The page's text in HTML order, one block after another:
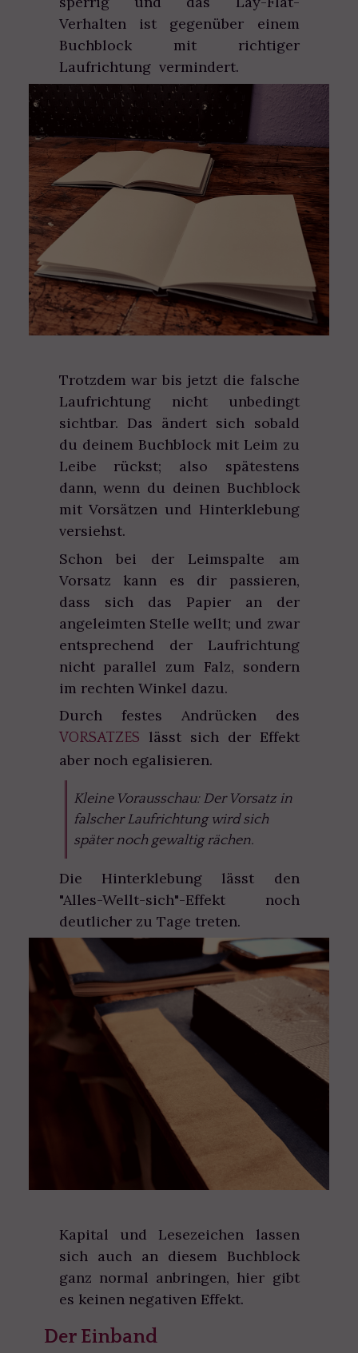
Verhalten ist gegenüber einem
Buchblock mit richtiger
Laufrichtung vermindert.
Trotzdem war bis jetzt die falsche
Laufrichtung nicht unbedingt
sichtbar. Das ändert sich sobald
du deinem Buchblock mit Leim zu
Leibe rückst; also spätestens
dann, wenn du deinen Buchblock
mit Vorsätzen und Hinterklebung
versiehst.
Schon bei der Leimspalte am
Vorsatz kann es dir passieren,
dass sich das Papier an der
angeleimten Stelle wellt; und zwar
entsprechend der Laufrichtung
nicht parallel zum Falz, sondern
im rechten Winkel dazu.
Durch festes Andrücken des
VORSATZES lässt sich der Effekt
aber noch egalisieren.
Kleine Vorausschau: Der Vorsatz in
falscher Laufrichtung wird sich
später noch gewaltig rächen.
Die Hinterklebung lässt den
"Alles-Wellt-sich"-Effekt noch
deutlicher zu Tage treten.
Kapital und Lesezeichen lassen
sich auch an diesem Buchblock
ganz normal anbringen, hier gibt
es keinen negativen Effekt.
Der Einband